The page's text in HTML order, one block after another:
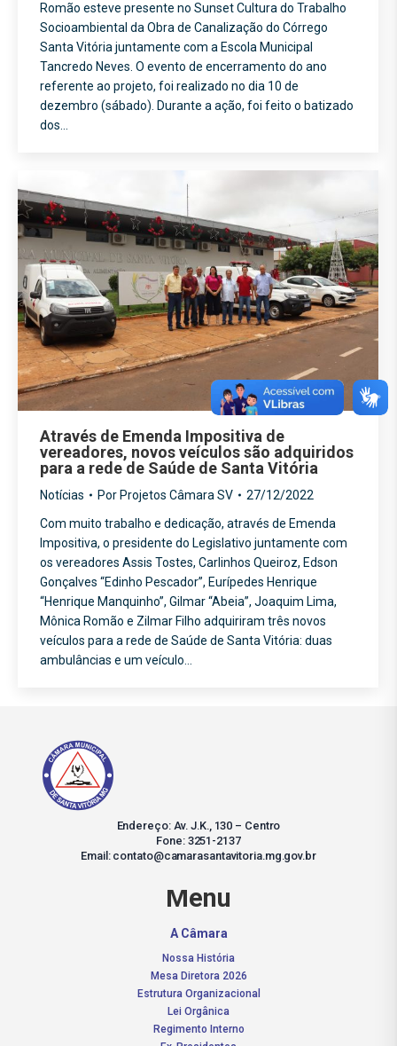
Romão esteve presente no Sunset Cultura do Trabalho
Socioambiental da Obra de Canalização do Córrego
Santa Vitória juntamente com a Escola Municipal
Tancredo Neves. O evento de encerramento do ano
referente ao projeto, foi realizado no dia 10 de
dezembro (sábado). Durante a ação, foi feito o batizado
dos…
Através de Emenda Impositiva de
vereadores, novos veículos são adquiridos
para a rede de Saúde de Santa Vitória
Notícias Por Projetos Câmara SV
27/12/2022
Com muito trabalho e dedicação, através de Emenda
Impositiva, o presidente do Legislativo juntamente com
os vereadores Assis Tostes, Carlinhos Queiroz, Edson
Gonçalves “Edinho Pescador”, Eurípedes Henrique
“Henrique Manquinho”, Gilmar “Abeia”, Joaquim Lima,
Mônica Romão e Zilmar Filho adquiriram três novos
veículos para a rede de Saúde de Santa Vitória: duas
ambulâncias e um veículo…
Endereço: Av. J.K., 130 – Centro
Fone: 3251-2137
Email: contato@camarasantavitoria.mg.gov.br
Menu
A Câmara
Nossa História
Mesa Diretora 2026
Estrutura Organizacional
Lei Orgânica
Regimento Interno